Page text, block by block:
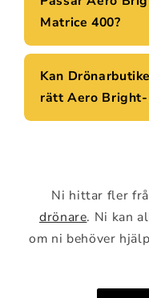
Matrice 400?
Kan
rätt Aero
Ni hittar fler
drönare. Ni kan
om ni behöver